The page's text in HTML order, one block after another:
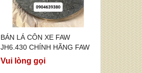
BÁN LÁ CÔN XE FAW
JH6.430 CHÍNH HÃNG FAW
Vui lòng gọi